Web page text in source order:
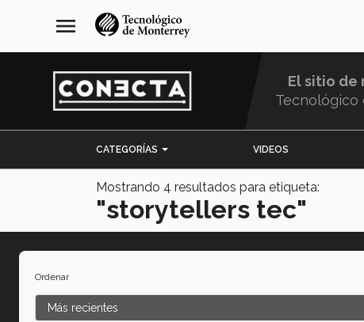
navegación
principal
menu
El sitio de
CATEGORÍAS VIDEOS
Mostrando 4 resultados para etiqueta:
"storytellers tec"
Ordenar